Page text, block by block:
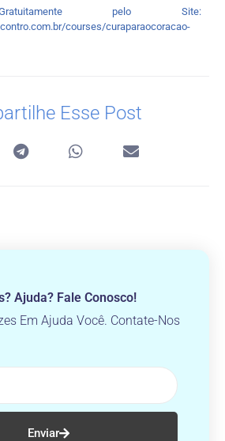
pelo Site:
courses/curaparaocoracao-
Esse Post
Ajuda? Fale Conosco!
Em Ajuda Você. Contate-Nos
Enviar